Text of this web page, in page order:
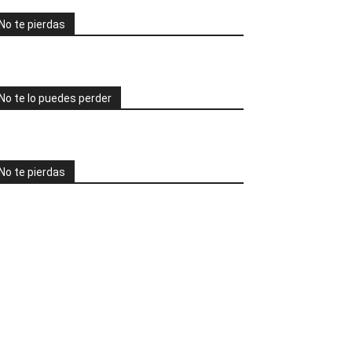
No te pierdas
No te lo puedes perder
No te pierdas